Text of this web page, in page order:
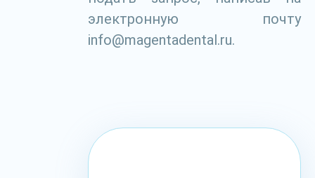
электронную почту
info@magentadental.ru.